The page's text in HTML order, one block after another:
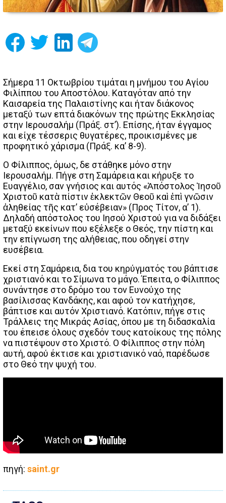
Σήμερα 11 Οκτωβρίου τιμάται η μνήμου του Αγίου
Φιλίππου του Αποστόλου. Καταγόταν από την
Καισαρεία της Παλαιστίνης και ήταν διάκονος
μεταξύ των επτά διακόνων της πρώτης Εκκλησίας
στην Ιερουσαλήμ (Πράξ. στ’). Επίσης, ήταν έγγαμος
και είχε τέσσερις θυγατέρες, προικισμένες με
προφητικό χάρισμα (Πράξ. κα’ 8-9).
Ο Φίλιππος, όμως, δε στάθηκε μόνο στην
Ιερουσαλήμ. Πήγε στη Σαμάρεια και κήρυξε το
Ευαγγέλιο, σαν γνήσιος και αυτός «Ἀπόστολος Ἰησοῦ
Χριστοῦ κατὰ πίστιν ἐκλεκτῶν Θεοῦ καὶ ἐπὶ γνῶσιν
ἀληθείας τῆς κατ’ εὐσέβειαν» (Προς Τίτον, α’ 1).
Δηλαδή απόστολος του Ιησού Χριστού για να διδάξει
μεταξύ εκείνων που εξέλεξε ο Θεός, την πίστη και
την επίγνωση της αλήθειας, που οδηγεί στην
ευσέβεια.
Εκεί στη Σαμάρεια, δια του κηρύγματός του βάπτισε
χριστιανό και το Σίμωνα το μάγο. Έπειτα, ο Φίλιππος
συνάντησε στο δρόμο του τον Ευνούχο της
βασίλισσας Κανδάκης, και αφού τον κατήχησε,
βάπτισε και αυτόν Χριστιανό. Κατόπιν, πήγε στις
Τράλλεις της Μικράς Ασίας, όπου με τη διδασκαλία
του έπεισε όλους σχεδόν τους κατοίκους της πόλης
να πιστέψουν στο Χριστό. Ο Φίλιππος στην πόλη
αυτή, αφού έκτισε και χριστιανικό ναό, παρέδωσε
στο Θεό την ψυχή του.
πηγή: saint.gr